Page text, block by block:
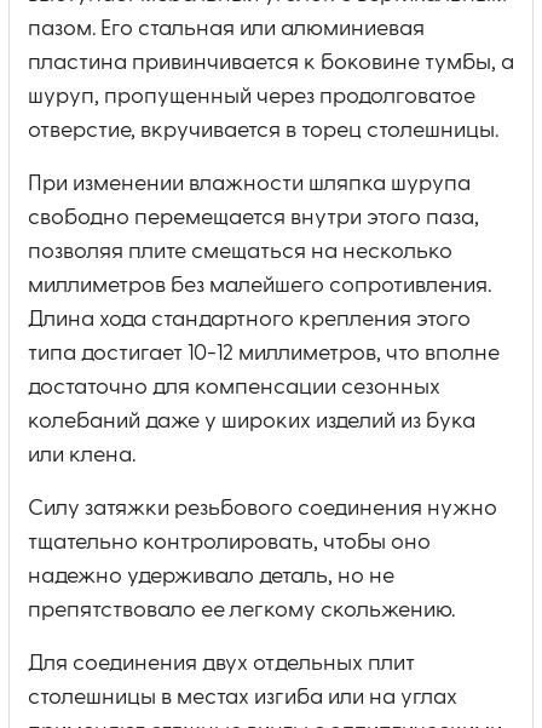
пазом. Его стальная или алюминиевая
пластина привинчивается к боковине тумбы, а
шуруп, пропущенный через продолговатое
отверстие, вкручивается в торец столешницы.
При изменении влажности шляпка шурупа
свободно перемещается внутри этого паза,
позволяя плите смещаться на несколько
миллиметров без малейшего сопротивления.
Длина хода стандартного крепления этого
типа достигает 10-12 миллиметров, что вполне
достаточно для компенсации сезонных
колебаний даже у широких изделий из бука
или клена.
Силу затяжки резьбового соединения нужно
тщательно контролировать, чтобы оно
надежно удерживало деталь, но не
препятствовало ее легкому скольжению.
Для соединения двух отдельных плит
столешницы в местах изгиба или на углах